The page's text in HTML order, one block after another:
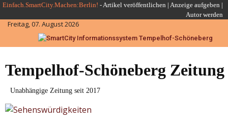
Skip
to
content
Einfach.SmartCity.Machen:Berlin! -Artikel veröffentlichen | Anzeige aufgeben |
Autor werden
Freitag, 07. August 2026
Tempelhof-Schöneberg Zeitung
Unabhängige Zeitung seit 2017